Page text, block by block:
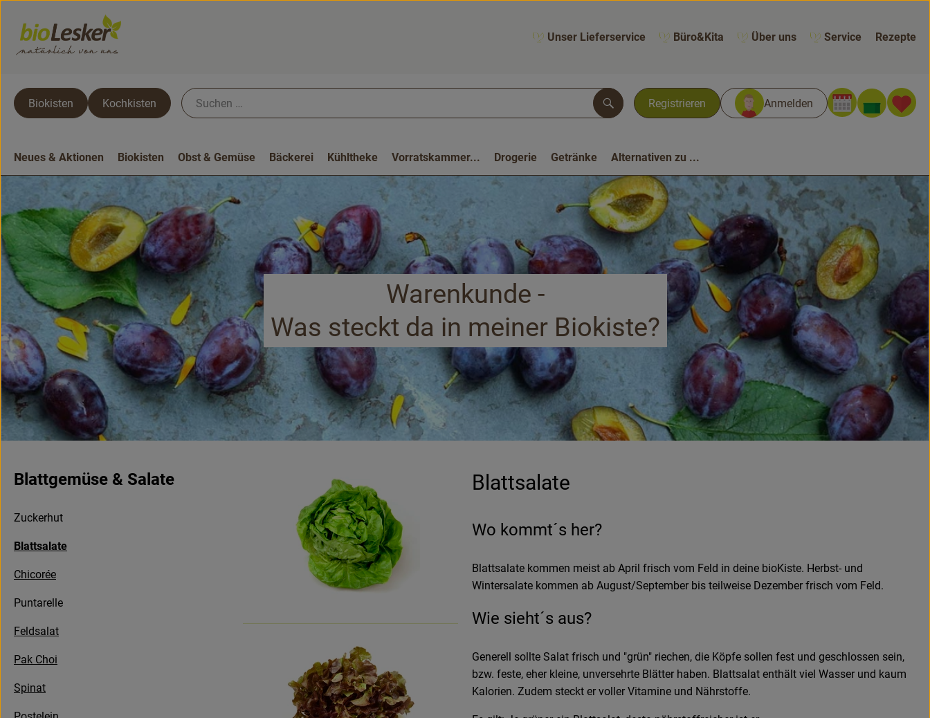
Unser Lieferservice Büro&Kita Über uns Service Rezepte
Registrieren Anmelden
Suchen
Biokisten Kochkisten
Neues & Aktionen Biokisten Obst & Gemüse Bäckerei Kühltheke Vorratskammer... Drogerie Getränke Alternativen zu ...
Warenkunde -
Was steckt da in meiner Biokiste?
Blattgemüse & Salate
Zuckerhut
Blattsalate
Chicorée
Puntarelle
Feldsalat
Pak Choi
Spinat
Blattsalate
Wo kommt´s her?
Blattsalate kommen meist ab April frisch vom Feld in deine bioKiste. Herbst- und
Wintersalate kommen ab August/September bis teilweise Dezember frisch vom Feld.
Wie sieht´s aus?
Generell sollte Salat frisch und "grün" riechen, die Köpfe sollen fest und geschlossen sein,
bzw. feste, eher kleine, unversehrte Blätter haben. Blattsalat enthält viel Wasser und kaum
Kalorien. Zudem steckt er voller Vitamine und Nährstoffe.